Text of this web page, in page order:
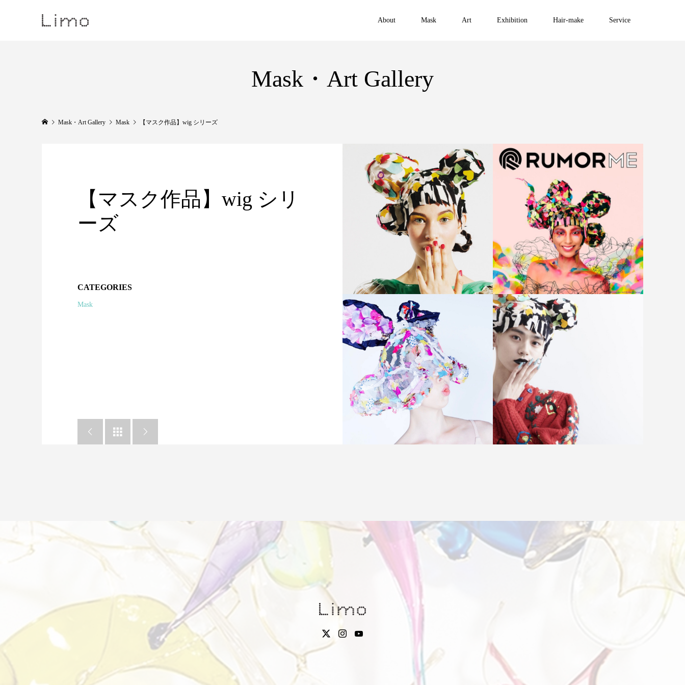
About Mask Art Exhibition Hair-make Service
Mask・Art Gallery
Mask・Art Gallery Mask 【マスク作品】wig シリーズ
コンデナスト・ジャパン社 RUMO
R ME PROJECTの新作キービジュ
アル
【マスク作品】wig シリ
ーズ
CATEGORIES
Mask
  